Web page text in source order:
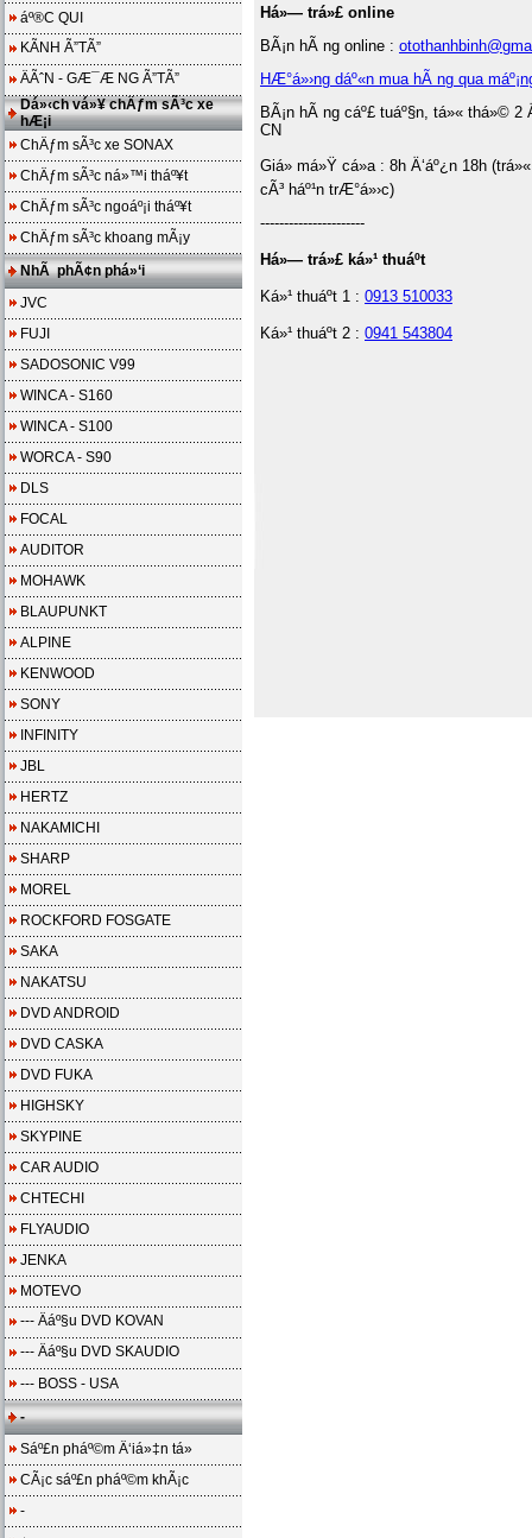
áº®C QUI
KÃNH Ã”TÃ”
ÄÃˆN - GÆ¯Æ NG Ã”TÃ”
Dá»‹ch vá»¥ chÄƒm sÃ³c xe
hÆ¡i
ChÄƒm sÃ³c xe SONAX
ChÄƒm sÃ³c ná»™i tháº¥t
ChÄƒm sÃ³c ngoáº¡i tháº¥t
ChÄƒm sÃ³c khoang mÃ¡y
NhÃ phÃ¢n phá»‘i
JVC
FUJI
SADOSONIC V99
WINCA - S160
WINCA - S100
WORCA - S90
DLS
FOCAL
AUDITOR
MOHAWK
BLAUPUNKT
ALPINE
KENWOOD
SONY
INFINITY
JBL
HERTZ
NAKAMICHI
SHARP
MOREL
ROCKFORD FOSGATE
SAKA
NAKATSU
DVD ANDROID
DVD CASKA
DVD FUKA
HIGHSKY
SKYPINE
CAR AUDIO
CHTECHI
FLYAUDIO
JENKA
MOTEVO
--- Äáº§u DVD KOVAN
--- Äáº§u DVD SKAUDIO
--- BOSS - USA
-
Sáº£n pháº©m Ä‘iá»‡n tá»­
CÃ¡c sáº£n pháº©m khÃ¡c
-
Há»— trá»£ online
BÃ¡n hÃ ng online :
HÆ°á»›ng dáº«n mua hÃ ng qua
BÃ¡n hÃ ng cáº£ tuáº§n, tá»« thá»© 2
CN
Giá» má»Ÿ cá»­a : 8h Ä‘áº¿n 18h (trá»«
cÃ³ háº¹n trÆ°á»›c)
----------------------
Há»— trá»£ ká»¹ thuáº­t
Ká»¹ thuáº­t 1 : 0913 510033
Ká»¹ thuáº­t 2 : 0941 543804